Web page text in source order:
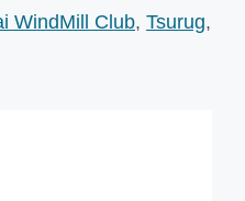
WindMill Club, Tsurug,